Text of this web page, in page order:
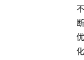
不
断
优
化